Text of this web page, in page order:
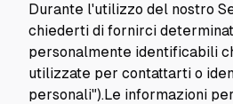
Durante l'utilizzo del nostro
chiederti di fornirci
personalmente identificabili
utilizzate per contattarti o
personali").Le informazioni